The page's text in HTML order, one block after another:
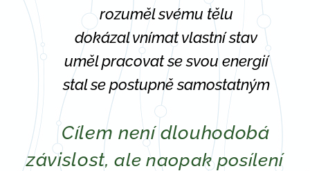
✨ rozuměl svému tělu
✨ dokázal vnímat vlastní stav
✨ uměl pracovat se svou energií
✨ stal se postupně samostatným
❌Cílem není dlouhodobá
závislost, ale naopak posílení